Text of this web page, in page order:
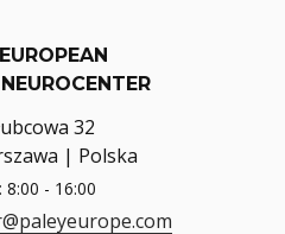
32
| Polska
8:00 - 16:00